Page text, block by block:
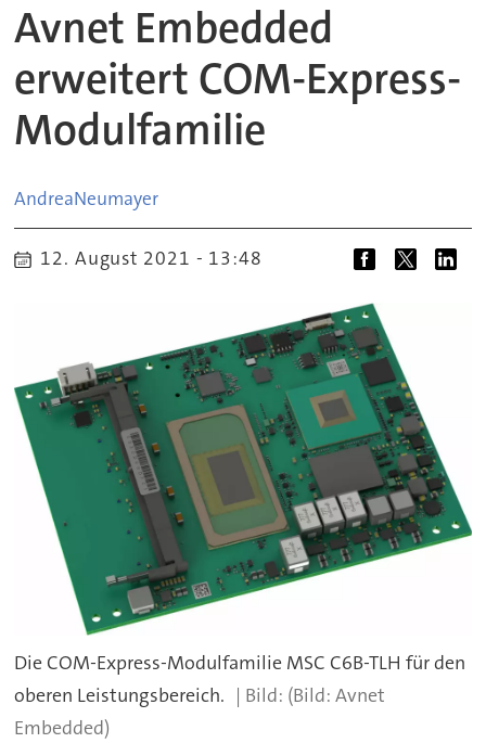
Avnet Embedded
erweitert COM-Express-
Modulfamilie
AndreaNeumayer
12. August 2021 - 13:48
Die COM-Express-Modulfamilie MSC C6B-TLH für den
oberen Leistungsbereich.
(Bild: Avnet
Embedded)